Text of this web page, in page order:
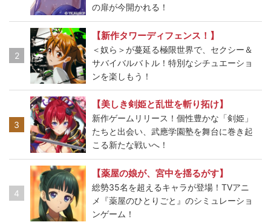
の扉が今開かれる！
2
【新作タワーディフェンス！】
＜奴ら＞が蔓延る極限世界で、セクシー＆
サバイバルバトル！特別なシチュエーショ
ンを楽しもう！
3
【美しき剣姫と乱世を斬り拓け】
新作ゲームリリース！個性豊かな「剣姫」
たちと出会い、武應学園塾を舞台に巻き起
こる新たな戦いへ！
4
【薬屋の娘が、宮中を揺るがす】
総勢35名を超えるキャラが登場！TVアニ
メ『薬屋のひとりごと』のシミュレーショ
ンゲーム！